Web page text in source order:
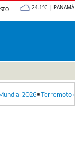
24.1°C | PANAMÁ
2026 Terremoto